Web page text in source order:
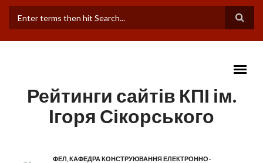
ПОШУКОВА ФОРМА
Рейтинги сайтів КПІ ім.
Ігоря Сікорського
ФЕЛ, КАФЕДРА КОНСТРУЮВАННЯ ЕЛЕКТРОННО-